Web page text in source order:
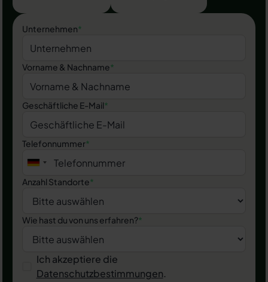
Unternehmen*
Vorname & Nachname*
Geschäftliche E-Mail*
Telefonnummer*
Anzahl Standorte*
Wie hast du von uns erfahren?*
Ich akzeptiere die
Datenschutzbestimmungen.